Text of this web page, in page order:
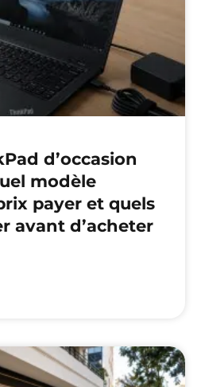
d’occasion
modèle
payer et quels
avant d’acheter